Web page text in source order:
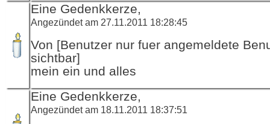
Eine Gedenkkerze,
Angezündet am 27.11.2011 18:28:45
Von [Benutzer nur fuer angemeldete
sichtbar]
mein ein und alles
Eine Gedenkkerze,
Angezündet am 18.11.2011 18:37:51